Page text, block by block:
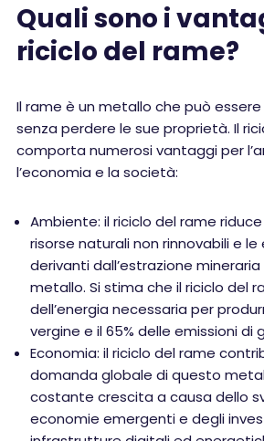
Quali sono i
riciclo del rame?
Il rame è un metallo che può essere
senza perdere le sue proprietà. Il
comporta numerosi vantaggi per
l’economia e la società:
Ambiente: il riciclo del rame
risorse naturali non rinnovabili e le
derivanti dall’estrazione
metallo. Si stima che il riciclo del
dell’energia necessaria per
vergine e il 65% delle emissioni di
Economia: il riciclo del rame
domanda globale di questo
costante crescita a causa dello
economie emergenti e degli